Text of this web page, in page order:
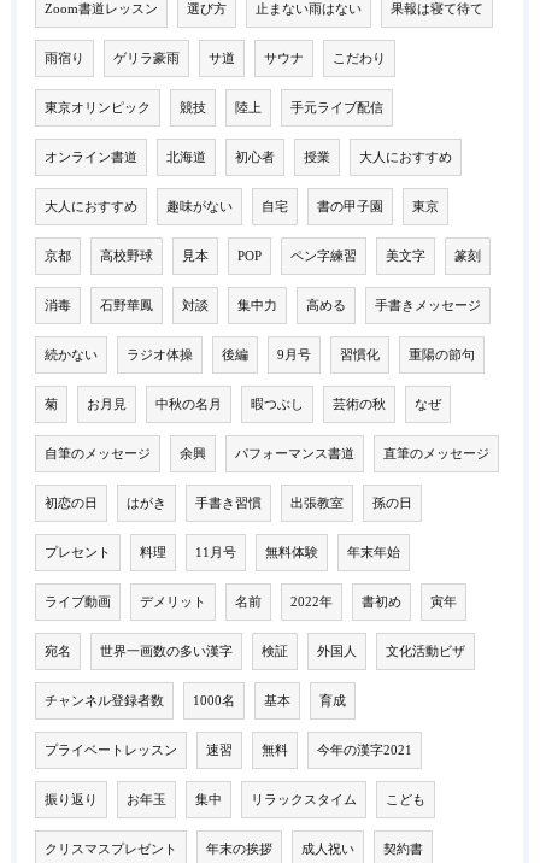
Zoom書道レッスン 選び方 止まない雨はない 果報は寝て待て
雨宿り ゲリラ豪雨 サ道 サウナ こだわり
東京オリンピック 競技 陸上 手元ライブ配信
オンライン書道 北海道 初心者 授業 大人におすすめ
大人におすすめ 趣味がない 自宅 書の甲子園 東京
京都 高校野球 見本 POP ペン字練習 美文字 篆刻
消毒 石野華鳳 対談 集中力 高める 手書きメッセージ
続かない ラジオ体操 後編 9月号 習慣化 重陽の節句
菊 お月見 中秋の名月 暇つぶし 芸術の秋 なぜ
自筆のメッセージ 余興 パフォーマンス書道 直筆のメッセージ
初恋の日 はがき 手書き習慣 出張教室 孫の日
プレセント 料理 11月号 無料体験 年末年始
ライブ動画 デメリット 名前 2022年 書初め 寅年
宛名 世界一画数の多い漢字 検証 外国人 文化活動ビザ
チャンネル登録者数 1000名 基本 育成
プライベートレッスン 速習 無料 今年の漢字2021
振り返り お年玉 集中 リラックスタイム こども
クリスマスプレゼント 年末の挨拶 成人祝い 契約書